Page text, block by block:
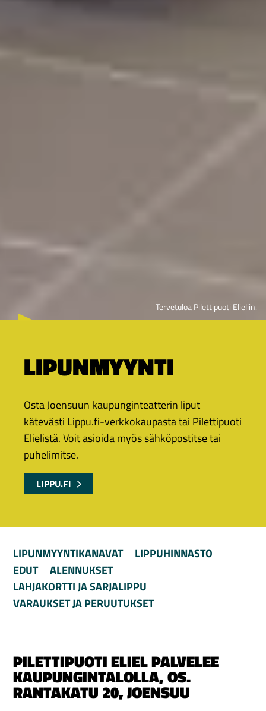
Tervetuloa Pilettipuoti Elieliin.
LIPUNMYYNTI
Osta Joensuun kaupunginteatterin liput
kätevästi Lippu.fi-verkkokaupasta tai Pilettipuoti
Elielistä. Voit asioida myös sähköpostitse tai
puhelimitse.
LIPPU.FI
LIPUNMYYNTIKANAVAT
LIPPUHINNASTO
EDUT
ALENNUKSET
LAHJAKORTTI JA SARJALIPPU
VARAUKSET JA PERUUTUKSET
PILETTIPUOTI ELIEL PALVELEE
KAUPUNGINTALOLLA, OS.
RANTAKATU 20, JOENSUU